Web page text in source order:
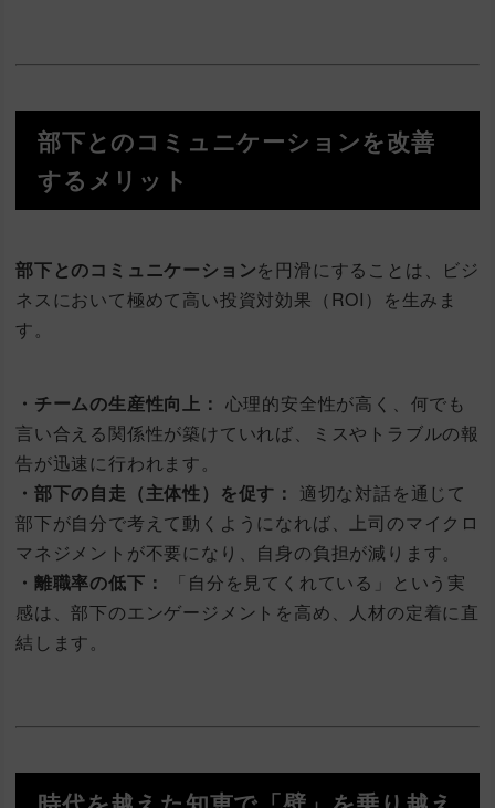
部下とのコミュニケーションを改善
するメリット
部下とのコミュニケーションを円滑にすることは、ビジ
ネスにおいて極めて高い投資対効果（ROI）を生みま
す。
・チームの生産性向上： 心理的安全性が高く、何でも
言い合える関係性が築けていれば、ミスやトラブルの報
告が迅速に行われます。
・部下の自走（主体性）を促す： 適切な対話を通じて
部下が自分で考えて動くようになれば、上司のマイクロ
マネジメントが不要になり、自身の負担が減ります。
・離職率の低下：
「自分を見てくれている」という実
感は、部下のエンゲージメントを高め、人材の定着に直
結します。